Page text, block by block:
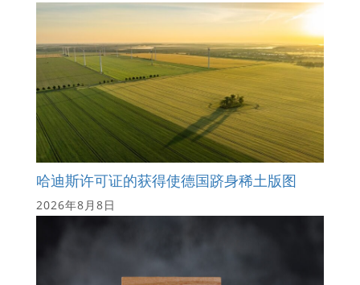
哈迪斯许可证的获得使德国跻身稀土版图
2026年8月8日